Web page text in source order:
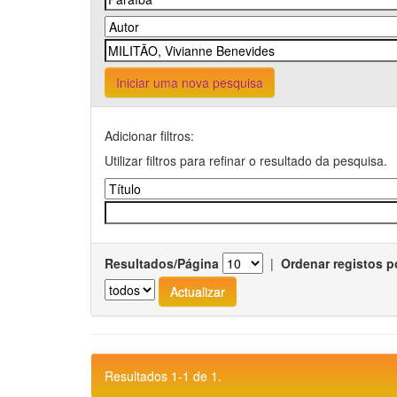
Iniciar uma nova pesquisa
Adicionar filtros:
Utilizar filtros para refinar o resultado da pesquisa.
Resultados/Página | Ordenar registos
Resultados 1-1 de 1.